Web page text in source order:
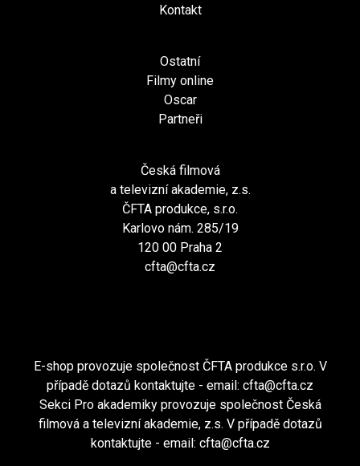
Kontakt
Ostatní
Filmy online
Oscar
Partneři
Česká filmová
a televizní akademie, z.s.
ČFTA produkce, s.r.o.
Karlovo nám. 285/19
120 00 Praha 2
cfta@cfta.cz
E-shop provozuje společnost ČFTA produkce s.r.o. V
případě dotazů kontaktujte - email: cfta@cfta.cz
Sekci Pro akademiky provozuje společnost Česká
filmová a televizní akademie, z.s. V případě dotazů
kontaktujte - email: cfta@cfta.cz